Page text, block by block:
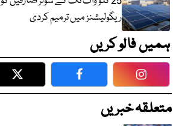
ریگولیشنز میں ترمیم کردی
ہمیں فالو کریں
Twitter Facebook
متعلقہ خبریں